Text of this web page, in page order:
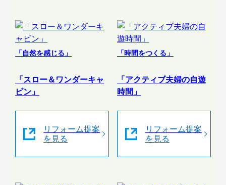
「自然を感じる」
「スロー＆ワンダーキャ
ビン」
リフォーム提案
を見る
「時間をつくる」
「アクティブ夫婦の自遊
時間」
リフォーム提案
を見る